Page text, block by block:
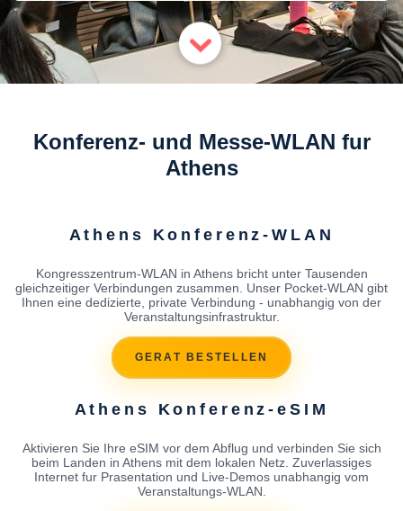
Konferenz- und Messe-WLAN fur
Athens
Athens Konferenz-WLAN
Kongresszentrum-WLAN in Athens bricht unter Tausenden
gleichzeitiger Verbindungen zusammen. Unser Pocket-WLAN gibt
Ihnen eine dedizierte, private Verbindung - unabhangig von der
Veranstaltungsinfrastruktur.
GERAT BESTELLEN
Athens Konferenz-eSIM
Aktivieren Sie Ihre eSIM vor dem Abflug und verbinden Sie sich
beim Landen in Athens mit dem lokalen Netz. Zuverlassiges
Internet fur Prasentation und Live-Demos unabhangig vom
Veranstaltungs-WLAN.